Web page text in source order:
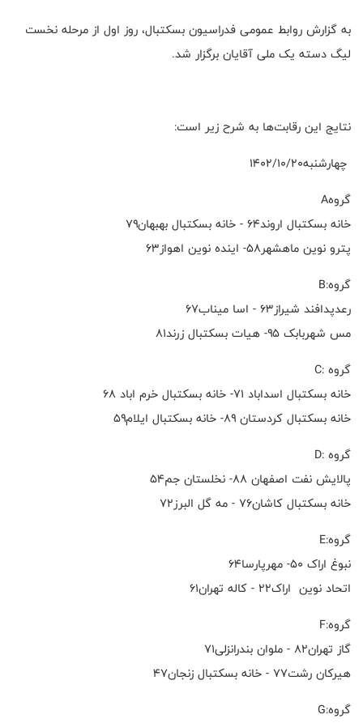
به گزارش روابط عمومی فدراسیون بسکتبال، روز اول از مرحله نخست
لیگ دسته یک ملی آقایان برگزار شد.
نتایج این رقابت‌ها به شرح زیر است:
چهارشنبه۱۴۰۲/۱۰/۲۰
گروهA
خانه بسکتبال اروند۶۴ - خانه بسکتبال بهبهان۷۹
پترو نوین ماهشهر۵۸- اینده نوین اهواز۶۳
گروه:B
رعدپدافند شیراز۶۳ - اسا میناب۶۷
مس شهربابک ۹۵- هیات بسکتبال زرند۸۱
گروه :C
خانه بسکتبال اسداباد ۷۱- خانه بسکتبال خرم اباد ۶۸
خانه بسکتبال کردستان ۸۹- خانه بسکتبال ایلام۵۹
گروه :D
پالایش نفت اصفهان ۸۸- نخلستان جم۵۴
خانه بسکتبال کاشان۷۶ - مه گل البرز۷۲
گروه:E
نبوغ اراک ۵۰- مهرپارسا۶۴
اتحاد نوین اراک۲۲ - کاله تهران۶۱
گروه:F
گاز تهران۸۲ - ملوان بندرانزلی۷۱
هیرکان رشت۷۷ - خانه بسکتبال زنجان۴۷
گروه:G